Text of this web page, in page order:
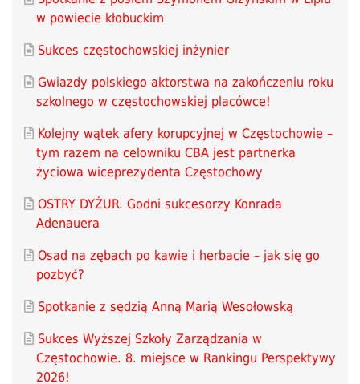
w powiecie kłobuckim
Sukces częstochowskiej inżynier
Gwiazdy polskiego aktorstwa na zakończeniu roku
szkolnego w częstochowskiej placówce!
Kolejny wątek afery korupcyjnej w Częstochowie –
tym razem na celowniku CBA jest partnerka
życiowa wiceprezydenta Częstochowy
OSTRY DYŻUR. Godni sukcesorzy Konrada
Adenauera
Osad na zębach po kawie i herbacie – jak się go
pozbyć?
Spotkanie z sędzią Anną Marią Wesołowską
Sukces Wyższej Szkoły Zarządzania w
Częstochowie. 8. miejsce w Rankingu Perspektywy
2026!